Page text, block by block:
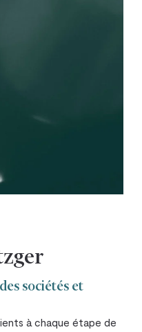
sociétés et
à chaque étape de